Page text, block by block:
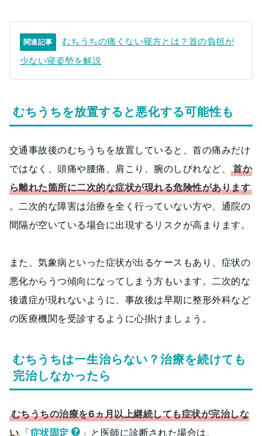
関連記事
むちうちの痛くない寝方とは？首の負担が
少ない寝姿勢を解説
むちうちを放置すると悪化する可能性も
交通事故後のむちうちを放置していると、首の痛みだけ
ではなく、頭痛や腰痛、肩こり、腕のしびれなど、首か
ら離れた箇所に二次的な症状が現れる危険性があります
。二次的な障害は治療を全く行っていない方や、通院の
間隔が空いている場合に出現するリスクが高まります。
また、気象病といった症状が出るケースもあり、症状の
悪化からうつ傾向になってしまう方もいます。二次的な
後遺症が現れないように、事故後は早期に整形外科など
の医療機関を受診するように心掛けましょう。
むちうちは一生治らない？治療を続けても
完治しなかったら
むちうちの治療を6ヵ月以上継続しても症状が完治しな
い 「症状固定
」と医師に診断された場合は、